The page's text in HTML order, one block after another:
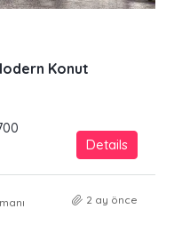
Konut
Details
2 ay önce